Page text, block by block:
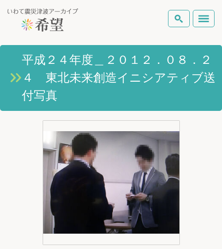
いわて震災津波アーカイブとは
岩手県の被害状況
ピックアップコンテンツ
Foreign Laguage
検索
テーマから探す
平成２４年度＿２０１２．０８．２
４ 東北未来創造イニシアティブ送
付写真